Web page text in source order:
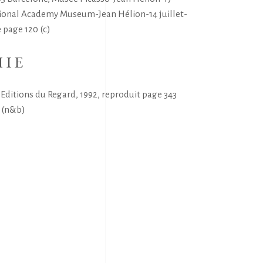
Academy Museum-Jean Hélion-14 juillet-
120 (c)
du Regard, 1992, reproduit page 343
(n&b)